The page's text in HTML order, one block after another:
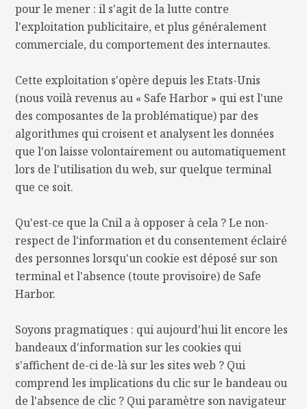
pour le mener : il s'agit de la lutte contre
l'exploitation publicitaire, et plus généralement
commerciale, du comportement des internautes.
Cette exploitation s'opère depuis les Etats-Unis
(nous voilà revenus au « Safe Harbor » qui est l'une
des composantes de la problématique) par des
algorithmes qui croisent et analysent les données
que l'on laisse volontairement ou automatiquement
lors de l'utilisation du web, sur quelque terminal
que ce soit.
Qu'est-ce que la Cnil a à opposer à cela ? Le non-
respect de l'information et du consentement éclairé
des personnes lorsqu'un cookie est déposé sur son
terminal et l'absence (toute provisoire) de Safe
Harbor.
Soyons pragmatiques : qui aujourd'hui lit encore les
bandeaux d'information sur les cookies qui
s'affichent de-ci de-là sur les sites web ? Qui
comprend les implications du clic sur le bandeau ou
de l'absence de clic ? Qui paramètre son navigateur